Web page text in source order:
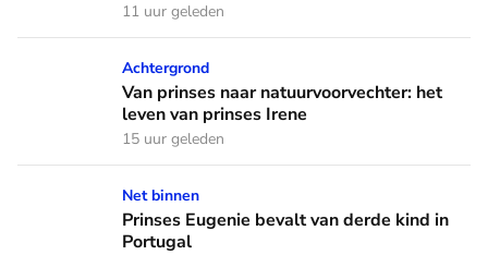
11 uur geleden
Van prinses naar natuurvoorvechter: het leven van prinses
Achtergrond
Van prinses naar natuurvoorvechter: het
leven van prinses Irene
15 uur geleden
Prinses Eugenie bevalt van derde kind in Portugal
Net binnen
Prinses Eugenie bevalt van derde kind in
Portugal